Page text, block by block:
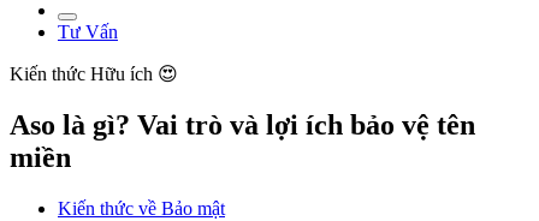
Tư Vấn
Kiến thức Hữu ích 😍
Aso là gì? Vai trò và lợi ích bảo vệ tên
miền
Kiến thức về Bảo mật